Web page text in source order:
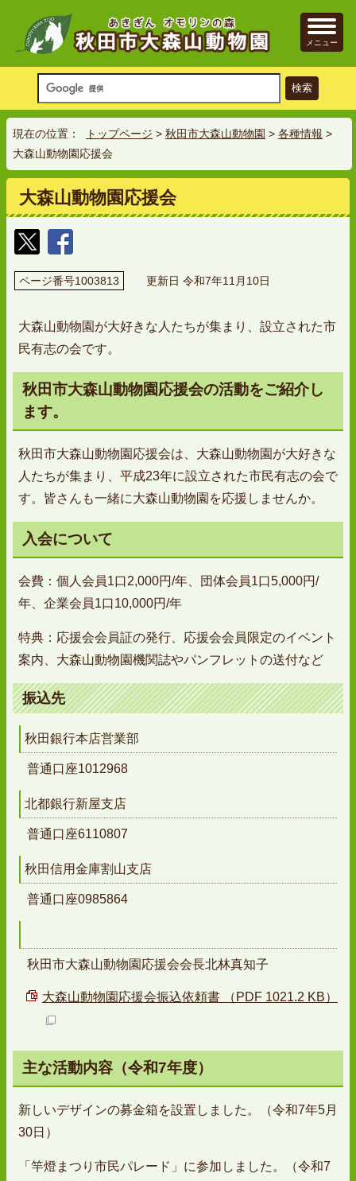
メニュー
現在の位置： トップページ > 秋田市大森山動物園 > 各種情報 >
大森山動物園応援会
大森山動物園応援会
ページ番号1003813 更新日 令和7年11月10日
大森山動物園が大好きな人たちが集まり、設立された市
民有志の会です。
秋田市大森山動物園応援会の活動をご紹介し
ます。
秋田市大森山動物園応援会は、大森山動物園が大好きな
人たちが集まり、平成23年に設立された市民有志の会で
す。皆さんも一緒に大森山動物園を応援しませんか。
入会について
会費：個人会員1口2,000円/年、団体会員1口5,000円/
年、企業会員1口10,000円/年
特典：応援会会員証の発行、応援会会員限定のイベント
案内、大森山動物園機関誌やパンフレットの送付など
振込先
秋田銀行本店営業部
普通口座1012968
北都銀行新屋支店
普通口座6110807
秋田信用金庫割山支店
普通口座0985864
秋田市大森山動物園応援会会長北林真知子
大森山動物園応援会振込依頼書 （PDF 1021.2 KB）
主な活動内容（令和7年度）
新しいデザインの募金箱を設置しました。（令和7年5月
30日）
「竿燈まつり市民パレード」に参加しました。（令和7